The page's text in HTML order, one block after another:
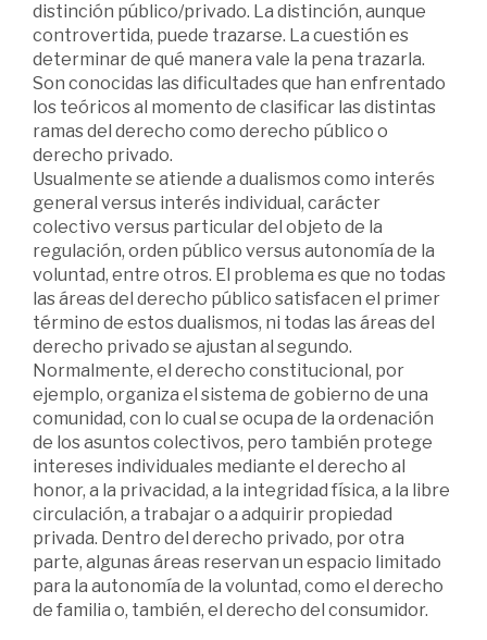
distinción público/privado. La distinción, aunque
controvertida, puede trazarse. La cuestión es
determinar de qué manera vale la pena trazarla.
Son conocidas las dificultades que han enfrentado
los teóricos al momento de clasificar las distintas
ramas del derecho como derecho público o
derecho privado.
Usualmente se atiende a dualismos como interés
general versus interés individual, carácter
colectivo versus particular del objeto de la
regulación, orden público versus autonomía de la
voluntad, entre otros. El problema es que no todas
las áreas del derecho público satisfacen el primer
término de estos dualismos, ni todas las áreas del
derecho privado se ajustan al segundo.
Normalmente, el derecho constitucional, por
ejemplo, organiza el sistema de gobierno de una
comunidad, con lo cual se ocupa de la ordenación
de los asuntos colectivos, pero también protege
intereses individuales mediante el derecho al
honor, a la privacidad, a la integridad física, a la libre
circulación, a trabajar o a adquirir propiedad
privada. Dentro del derecho privado, por otra
parte, algunas áreas reservan un espacio limitado
para la autonomía de la voluntad, como el derecho
de familia o, también, el derecho del consumidor.